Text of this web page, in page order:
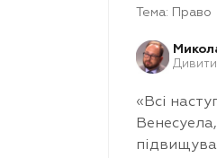
Тема: Право
«Всі